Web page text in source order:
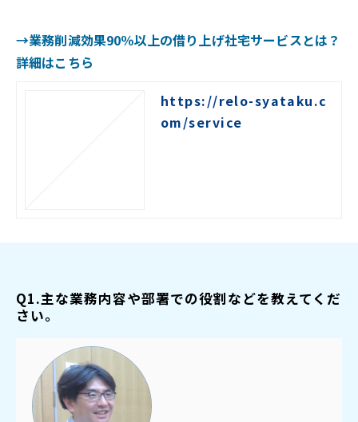
→業務削減効果90％以上の借り上げ社宅サービスとは？
詳細はこちら
https://relo-syataku.c
om/service
Q1.主な業務内容や部署での役割などを教えてくだ
さい。